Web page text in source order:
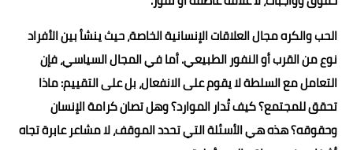
الحب والكره مجال العلاقات الإنسانية الخاصة، حيث ينشأ بين الأفراد
نوع من القرب أو النفور الطبيعي. أما في المجال السياسي، فإن
التعامل مع السلطة لا يقوم على الانفعال، بل على التقييم: ماذا
تحقق للمجتمع؟ كيف تُدار الموارد؟ وهل تصان كرامة الإنسان
وحقوقه؟ هذه هي الأسئلة التي تحدد الموقف، لا مشاعر عابرة تجاه